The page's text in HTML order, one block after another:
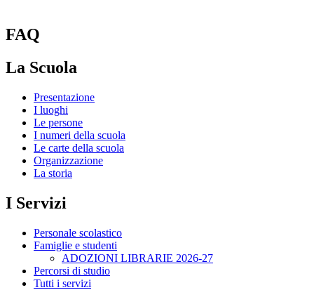
FAQ
La Scuola
Presentazione
I luoghi
Le persone
I numeri della scuola
Le carte della scuola
Organizzazione
La storia
I Servizi
Personale scolastico
Famiglie e studenti
ADOZIONI LIBRARIE 2026-27
Percorsi di studio
Tutti i servizi